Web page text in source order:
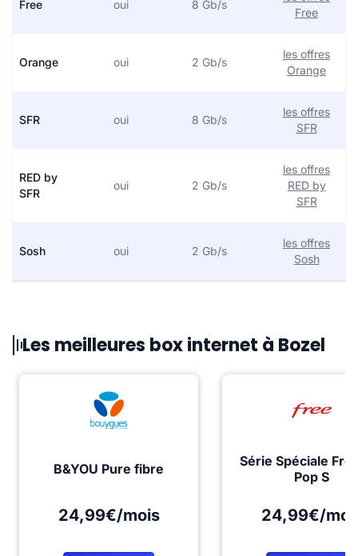
Free oui 8 Gb/s
Free
Orange oui 2 Gb/s
les offres
Orange
SFR oui 8 Gb/s
les offres
SFR
RED by
SFR
oui 2 Gb/s
les offres
RED by
SFR
Sosh oui 2 Gb/s
les offres
Sosh
Les meilleures box internet à Bozel
B&YOU Pure fibre
24,99€/mois
Série Spéciale
Pop S
24,99€/